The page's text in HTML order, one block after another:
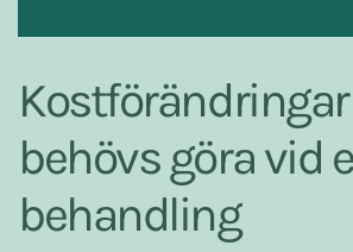
behövs göra vid
behandling